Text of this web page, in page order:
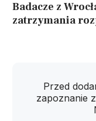
Badacze z
zatrzymania
Przed
zapoznanie z